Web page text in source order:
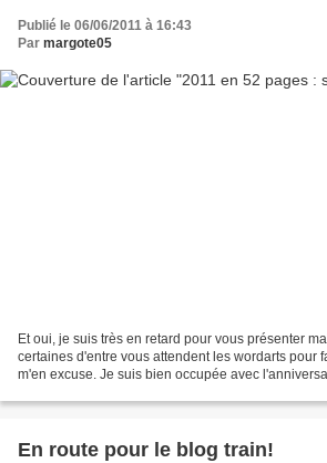
Publié le 06/06/2011 à 16:43
Par margote05
Et oui, je suis très en retard pour vous présenter
certaines d'entre vous attendent les wordarts pour
m'en excuse. Je suis bien occupée avec
En route pour le blog train!